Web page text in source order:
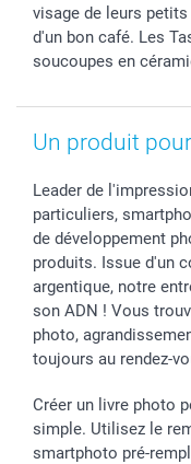
Investisseurs
Droit de rétractation
visage de leurs
d'un bon café. Les
soucoupes en
Un produit
Leader de
particuliers,
de développement
produits. Issue d'un
argentique, notre
son ADN ! Vous
photo,
toujours au rendez-
Créer un livre photo
simple. Utilisez le
smartphoto pré-